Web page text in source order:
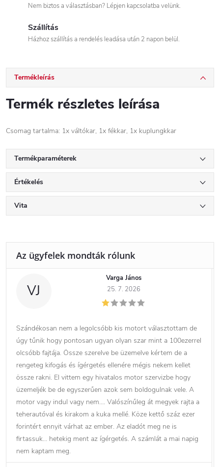
Nem biztos a választásban? Lépjen kapcsolatba velünk.
Szállítás
Házhoz szállítás a rendelés leadása után 2 napon belül.
Termékleírás
Termék részletes leírása
Csomag tartalma: 1x váltókar, 1x fékkar, 1x kuplungkkar
Termékparaméterek
Értékelés
Vita
VJ
Varga János
25. 7. 2026
Szándékosan nem a legolcsóbb kis motort választottam de
úgy tűnik hogy pontosan ugyan olyan szar mint a 100ezerrel
olcsóbb fajtája. Össze szerelve be üzemelve kértem de a
rengeteg kifogás és ígérgetés ellenére mégis nekem kellet
össze rakni. El vittem egy hivatalos motor szervizbe hogy
üzemeljék be de egyszerűen azok sem boldogulnak vele. A
motor vagy indul vagy nem…. Valószínűleg át megyek rajta a
teherautóval és kirakom a kuka mellé. Köze kettő száz ezer
forintért ennyit várhat az ember. Az eladót meg ne is
firtassuk… hetekig ment az ígérgetés. A számlát a mai napig
nem kaptam meg.